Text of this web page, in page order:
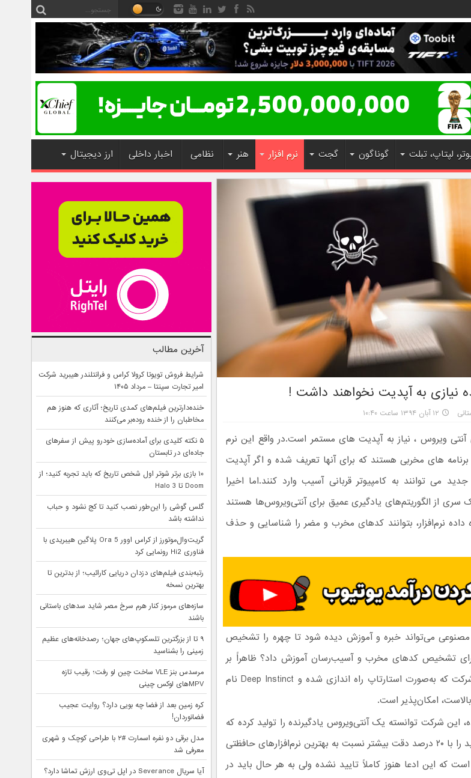
لپتاپ، تبلت گوناگون گجت نرم افزار هنر نظامی اخبار داخلی ارز دیجیتال
نیازی به آپدیت نخواهند داشت !
۱۲ آبان ۱۳۹۴ ساعت ۱۰:۴۰
آنتی ویروس ، نیاز به آپدیت های مستمر است.در واقع این نرم
برنامه های مخربی هستند که برای آنها تعریف شده و اگر آپدیت
می توانند به کامپیوتر قربانی آسیب وارد کنند.اما اخیرا
سری از الگوریتم‌های یادگیری عمیق برای آنتی‌ویروس‌ها هستند
داده نرم‌افزار، بتوانند کدهای مخرب و مضر را شناسایی و حذف
می‌تواند خبره و آموزش دیده شود تا چهره را تشخیص
تشخیص کدهای مخرب و آسیب‌رسان آموزش داد؟ ظاهراً بر
اساس نتایج راه‌اندازی یک شرکت که به‌صورت استارتاپ راه اندازی شده و Deep Instinct نام
امکان‌پذیر است.
این شرکت توانسته یک آنتی‌ویروس یادگیرنده را تولید کرده که
قادر است تا تروجان‌های جدید را با ۲۰ درصد دقت بیشتر نسبت به بهترین نرم‌افزارهای حافظتی
که این ادعا هنوز کاملاً تایید نشده ولی به هر حال باید در
آخرین مطالب
شرایط فروش تویوتا کرولا کراس و فرانتلندر هیبرید شرکت
امیر تجارت سپنتا – مرداد ۱۴۰۵
خنده‌دارترین فیلم‌های کمدی تاریخ؛ آثاری که هنوز هم
مخاطبان را از خنده روده‌بر می‌کنند
۵ نکته کلیدی برای آماده‌سازی خودرو پیش از سفرهای
جاده‌ای در تابستان
۱۰ بازی برتر شوتر اول شخص تاریخ که باید تجربه کنید؛ از
Doom تا Halo 3
گلس گوشی را این‌طور نصب کنید تا کج نشود و حباب
نداشته باشد
گریت‌وال‌موتورز از کراس اوور Ora 5 پلاگین هیبریدی با
فناوری Hi2 رونمایی کرد
رتبه‌بندی فیلم‌های دزدان دریایی کارائیب؛ از بدترین تا
بهترین نسخه
سازه‌های مرموز کنار هرم سرخ مصر شاید سدهای باستانی
باشند
۹ تا از بزرگترین تلسکوپ‌های جهان؛ رصدخانه‌های عظیم
زمینی را بشناسید
مرسدس بنز VLE ساخت چین لو رفت؛ رقیب تازه
MPVهای لوکس چینی
کره زمین بعد از فضا چه بویی دارد؟ روایت عجیب
فضانوردان!
مدل برقی دو نفره اسمارت #۲ با طراحی کوچک و شهری
معرفی شد
آیا سریال Severance در اپل تی‌وی ارزش تماشا دارد؟